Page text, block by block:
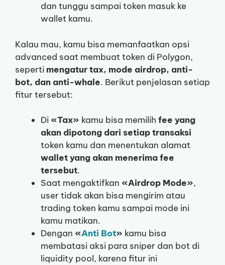
dan tunggu sampai token masuk ke
wallet kamu.
Kalau mau, kamu bisa memanfaatkan opsi
advanced saat membuat token di Polygon,
seperti mengatur tax, mode airdrop, anti-
bot, dan anti-whale. Berikut penjelasan setiap
fitur tersebut:
Di«Tax» kamu bisa memilih fee yang
akan dipotong dari setiap transaksi
token kamu dan menentukan alamat
wallet yang akan menerima fee
tersebut.
Saat mengaktifkan «Airdrop Mode»,
user tidak akan bisa mengirim atau
trading token kamu sampai mode ini
kamu matikan.
Dengan «Anti Bot» kamu bisa
membatasi aksi para sniper dan bot di
liquidity pool, karena fitur ini